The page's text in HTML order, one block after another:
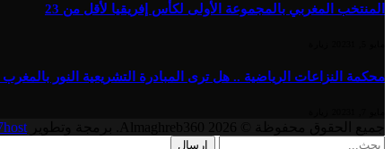
المنتخب المغربي بالمجموعة الأولى لكأس إفريقيا لأقل من 23
محكمة النزاعات الرياضية .. هل ترى المبادرة التشريعية النور بالمغرب
إرسال